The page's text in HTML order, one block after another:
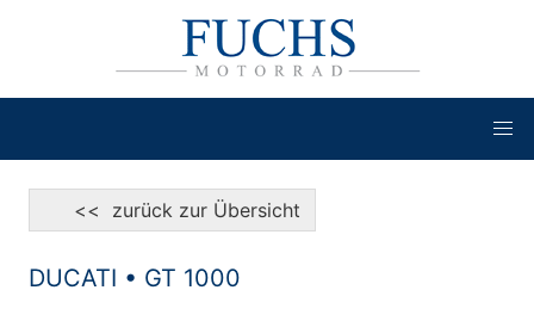
<< zurück zur Übersicht
DUCATI • GT 1000